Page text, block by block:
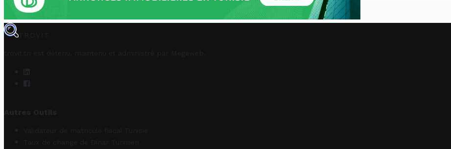
TROVIT
trovit.tn est détenu, maintenu et administré par Megaweb
Autres Outils
Validateur de matricule fiscal Tunisie
Taux de change de Dinar Tunisien